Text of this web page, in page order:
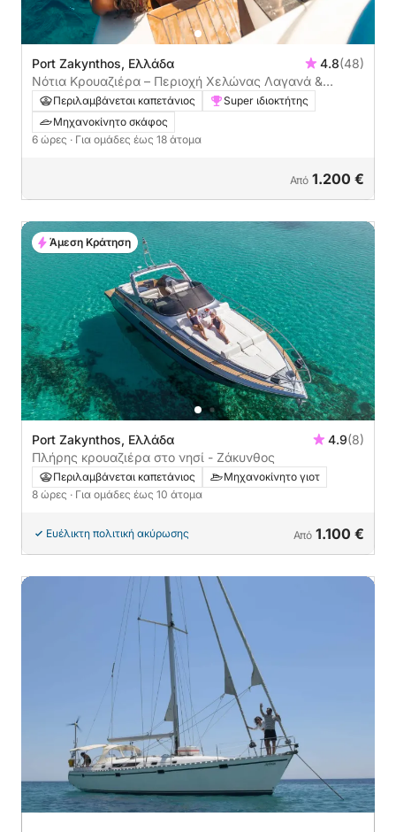
Port Zakynthos, Ελλάδα 4.8(48)
Νότια Κρουαζιέρα – Περιοχή Χελώνας Λαγανά &
Σπήλαια Κεριού
Περιλαμβάνεται καπετάνιος
Super ιδιοκτήτης
Μηχανοκίνητο σκάφος
6 ώρες · Για ομάδες έως 18 άτομα
Από 1.200 €
Port Zakynthos, Ελλάδα 4.9(8)
Πλήρης κρουαζιέρα στο νησί - Ζάκυνθος
Περιλαμβάνεται καπετάνιος
Μηχανοκίνητο γιοτ
8 ώρες · Για ομάδες έως 10 άτομα
Ευέλικτη πολιτική ακύρωσης Από 1.100 €
Άμεση Κράτηση